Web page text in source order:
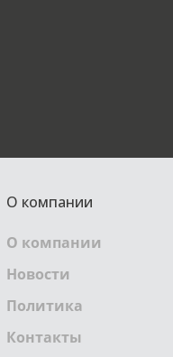
О компании
О компании
Новости
Политика
Контакты